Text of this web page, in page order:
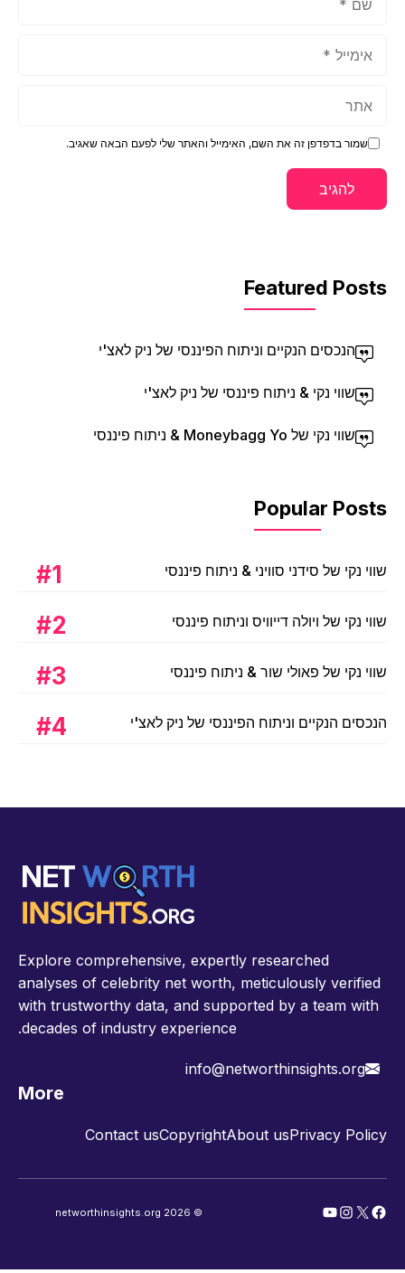
שמור בדפדפן זה את השם, האימייל והאתר שלי לפעם הבאה שאגיב.
Featured Posts
הנכסים הנקיים וניתוח הפיננסי של ניק לאצ'י
שווי נקי & ניתוח פיננסי של ניק לאצ'י
שווי נקי של Moneybagg Yo & ניתוח פיננסי
Popular Posts
שווי נקי של סידני סוויני & ניתוח פיננסי
שווי נקי של ויולה דייוויס וניתוח פיננסי
שווי נקי של פאולי שור & ניתוח פיננסי
הנכסים הנקיים וניתוח הפיננסי של ניק לאצ'י
Explore comprehensive, expertly researched
analyses of celebrity net worth, meticulously verified
with trustworthy data, and supported by a team with
decades of industry experience.
info@networthinsights.org
More
Privacy Policy
About us
Copyright
Contact us
Facebook
X
Instagram
YouTube
© 2026 networthinsights.org